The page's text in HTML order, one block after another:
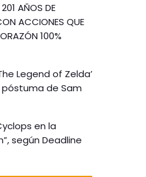
AÑOS DE
ACCIONES QUE
100%
Legend of Zelda’
de Sam
en la
según Deadline